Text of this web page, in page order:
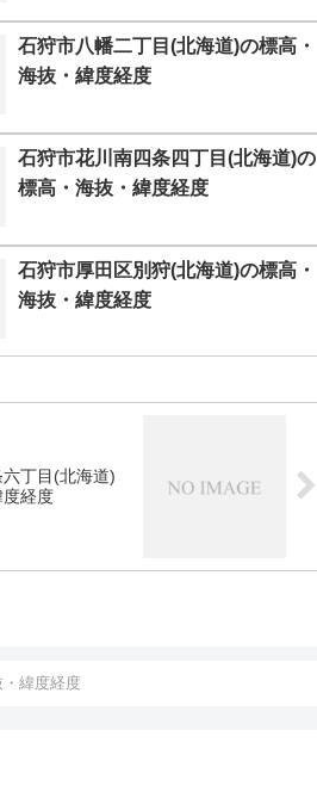
石狩市八幡二丁目(北海道)の標高・
海抜・緯度経度
石狩市花川南四条四丁目(北海道)の
標高・海抜・緯度経度
石狩市厚田区別狩(北海道)の標高・
海抜・緯度経度
丁目(北海道)
経度
緯度経度